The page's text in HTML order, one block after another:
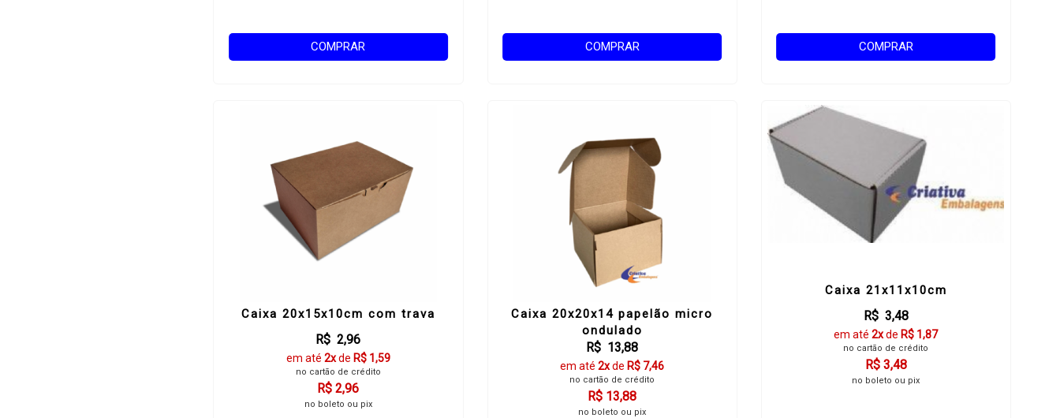
COMPRAR COMPRAR COMPRAR
Caixa 20x15x10cm com trava
R$ 2,96
em até 2xde R$ 1,59
no cartão de crédito
R$ 2,96
no boleto ou pix
Caixa 20x20x14 papelão micro
ondulado
R$ 13,88
em até2xde R$ 7,46
no cartão de crédito
R$ 13,88
no boleto ou pix
Caixa 21x11x10cm
R$ 3,48
em até2xde R$ 1,87
no cartão de crédito
R$ 3,48
no boleto ou pix